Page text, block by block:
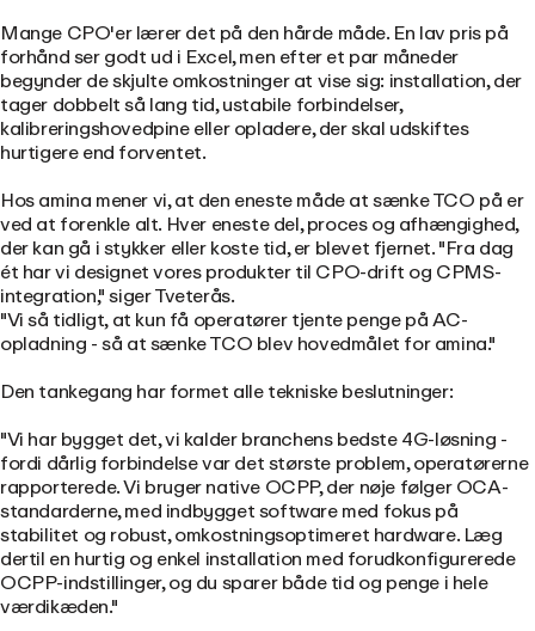
Mange CPO'er lærer det på den hårde måde. En lav pris på
forhånd ser godt ud i Excel, men efter et par måneder
begynder de skjulte omkostninger at vise sig: installation, der
tager dobbelt så lang tid, ustabile forbindelser,
kalibreringshovedpine eller opladere, der skal udskiftes
hurtigere end forventet.
Hos amina mener vi, at den eneste måde at sænke TCO på er
ved at forenkle alt. Hver eneste del, proces og afhængighed,
der kan gå i stykker eller koste tid, er blevet fjernet. "Fra dag
ét har vi designet vores produkter til CPO-drift og CPMS-
integration," siger Tveterås.
"Vi så tidligt, at kun få operatører tjente penge på AC-
opladning - så at sænke TCO blev hovedmålet for amina."
Den tankegang har formet alle tekniske beslutninger:
"Vi har bygget det, vi kalder branchens bedste 4G-løsning -
fordi dårlig forbindelse var det største problem, operatørerne
rapporterede. Vi bruger native OCPP, der nøje følger OCA-
standarderne, med indbygget software med fokus på
stabilitet og robust, omkostningsoptimeret hardware. Læg
dertil en hurtig og enkel installation med forudkonfigurerede
OCPP-indstillinger, og du sparer både tid og penge i hele
værdikæden."